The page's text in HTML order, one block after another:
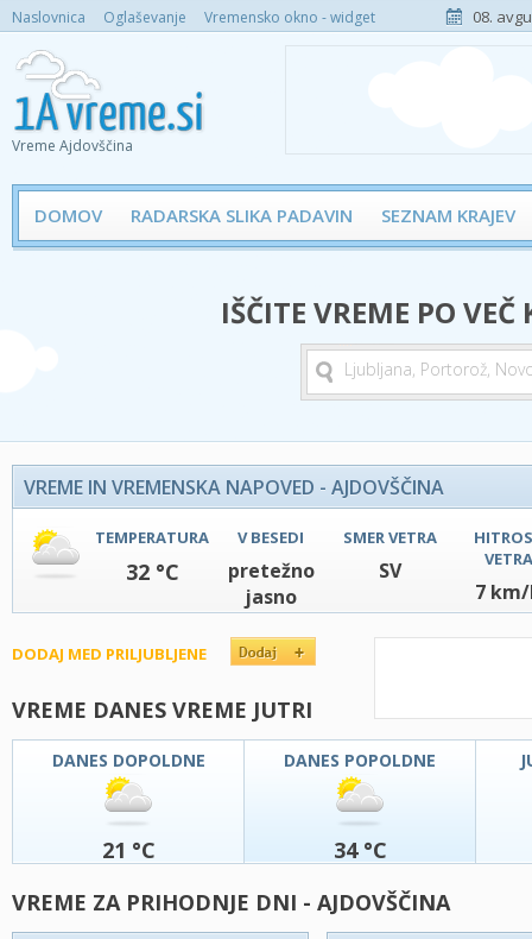
Naslovnica Oglaševanje Vremensko okno - widget 08.
Vreme Ajdovščina
DOMOV RADARSKA SLIKA PADAVIN SEZNAM KRAJEV
IŠČITE VREME PO
VREME IN VREMENSKA NAPOVED - AJDOVŠČINA
TEMPERATURA
32 °C
V BESEDI
pretežno
jasno
SMER VETRA
SV
VETRA
7
DODAJ MED PRILJUBLJENE
VREME DANES VREME JUTRI
DANES DOPOLDNE
21 °C
DANES POPOLDNE
34 °C
VREME ZA PRIHODNJE DNI - AJDOVŠČINA